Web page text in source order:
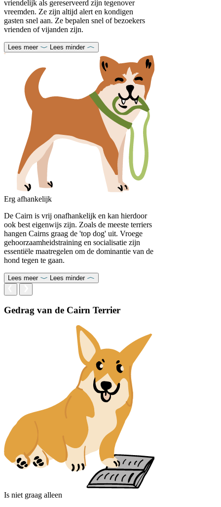
vriendelijk als gereserveerd zijn tegenover
vreemden. Ze zijn altijd alert en kondigen
gasten snel aan. Ze bepalen snel of bezoekers
vrienden of vijanden zijn.
Lees meer Lees minder
Erg afhankelijk
De Cairn is vrij onafhankelijk en kan hierdoor
ook best eigenwijs zijn. Zoals de meeste terriers
hangen Cairns graag de 'top dog' uit. Vroege
gehoorzaamheidstraining en socialisatie zijn
essentiële maatregelen om de dominantie van de
hond tegen te gaan.
Lees meer Lees minder
Gedrag van de Cairn Terrier
Is niet graag alleen